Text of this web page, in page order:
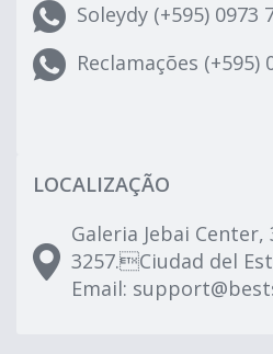
Soleydy (+595) 0973
Reclamações (+595)
LOCALIZAÇÃO
Galeria Jebai Center,
3257.Ciudad del
Email: